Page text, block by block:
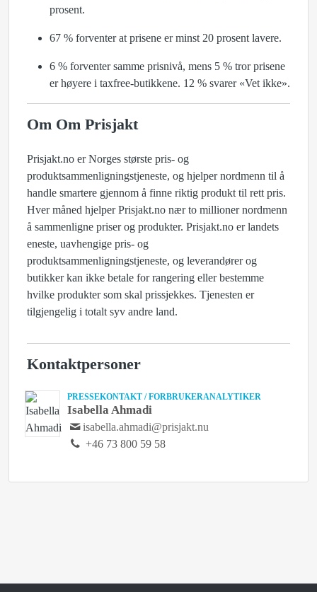
prosent.
67 % forventer at prisene er minst 20 prosent lavere.
6 % forventer samme prisnivå, mens 5 % tror prisene
er høyere i taxfree-butikkene. 12 % svarer «Vet ikke».
Om Om Prisjakt
Prisjakt.no er Norges største pris- og
produktsammenligningstjeneste, og hjelper nordmenn til å
handle smartere gjennom å finne riktig produkt til rett pris.
Hver måned hjelper Prisjakt.no nær to millioner nordmenn
å sammenligne priser og produkter. Prisjakt.no er landets
eneste, uavhengige pris- og
produktsammenligningstjeneste, og leverandører og
butikker kan ikke betale for rangering eller bestemme
hvilke produkter som skal prissjekkes. Tjenesten er
tilgjengelig i totalt syv andre land.
Kontaktpersoner
PRESSEKONTAKT / FORBRUKERANALYTIKER
Isabella Ahmadi
isabella.ahmadi@prisjakt.nu
+46 73 800 59 58